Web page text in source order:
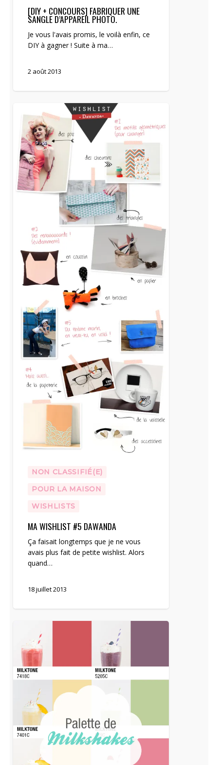
[DIY + CONCOURS] FABRIQUER UNE
SANGLE D’APPAREIL PHOTO.
Je vous l'avais promis, le voilà enfin, ce
DIY à gagner ! Suite à ma…
2 août 2013
Wishlist
Dawanda
NON CLASSIFIÉ(E)
POUR LA MAISON
WISHLISTS
MA WISHLIST #5 DAWANDA
Ça faisait longtemps que je ne vous
avais plus fait de petite wishlist. Alors
quand…
18 juillet 2013
milkshake
day…
Ma
palette
vitamines.